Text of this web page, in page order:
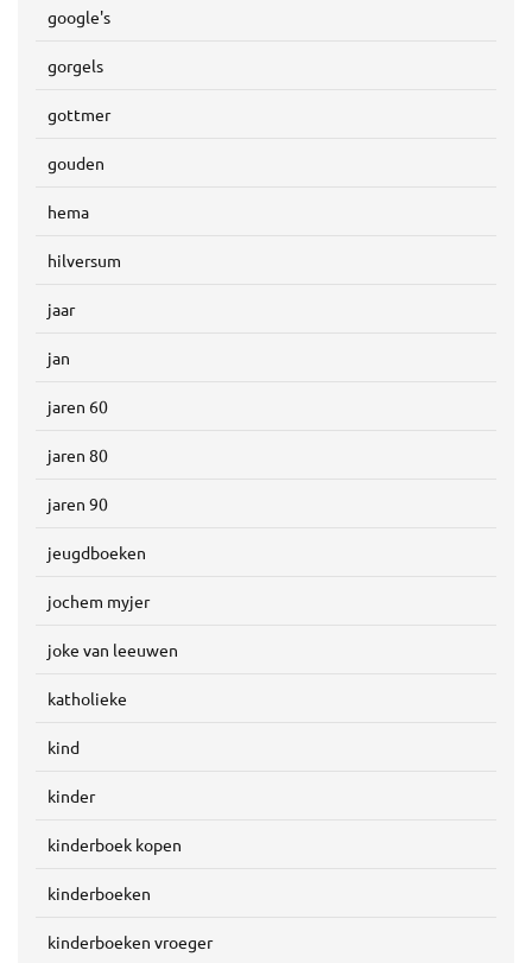
google's
gorgels
gottmer
gouden
hema
hilversum
jaar
jan
jaren 60
jaren 80
jaren 90
jeugdboeken
jochem myjer
joke van leeuwen
katholieke
kind
kinder
kinderboek kopen
kinderboeken
kinderboeken vroeger